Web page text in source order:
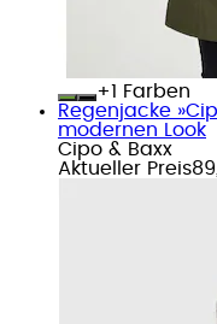
+
Farben
Regenjacke
modernen Look
Cipo & Baxx
Aktueller Preis